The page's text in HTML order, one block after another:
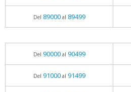
Del 89000al 89499
Del 90000al 90499
Del 91000al 91499